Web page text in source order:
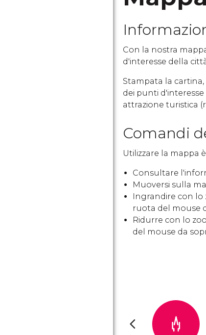
Con la nostra
d'interesse della
Stampata la
dei punti
attrazione turistica
Comandi
Utilizzare la mappa
Consultare
Muoversi sulla
Ingrandire con lo
ruota del mouse
Ridurre con lo
del mouse da